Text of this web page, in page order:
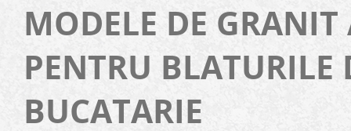
MODELE DE GRANIT
PENTRU BLATURILE
BUCATARIE